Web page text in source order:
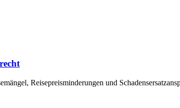
Reisepreisminderungen und